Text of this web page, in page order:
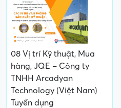
08 Vị trí Kỹ thuật, Mua
hàng, JQE – Công ty
TNHH Arcadyan
Technology (Việt Nam)
Tuyển dụng